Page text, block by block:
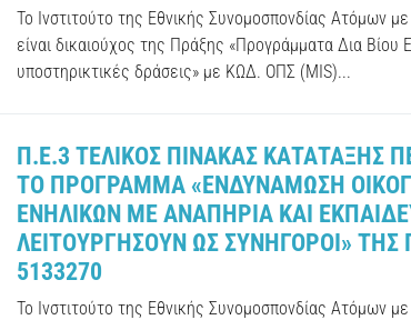
Το Ινστιτούτο της Εθνικής Συνομοσπονδίας Ατόμων
είναι δικαιούχος της Πράξης «Προγράμματα Δια Βίου
υποστηρικτικές δράσεις» με ΚΩΔ. ΟΠΣ (MIS)...
Π.Ε.3 ΤΕΛΙΚΟΣ ΠΙΝΑΚΑΣ ΚΑΤΑΤΑΞΗΣ
ΤΟ ΠΡΟΓΡΑΜΜΑ «ΕΝΔΥΝΑΜΩΣΗ
ΕΝΗΛΙΚΩΝ ΜΕ ΑΝΑΠΗΡΙΑ ΚΑΙ
ΛΕΙΤΟΥΡΓΗΣΟΥΝ ΩΣ ΣΥΝΗΓΟΡΟΙ»
5133270
Το Ινστιτούτο της Εθνικής Συνομοσπονδίας Ατόμων